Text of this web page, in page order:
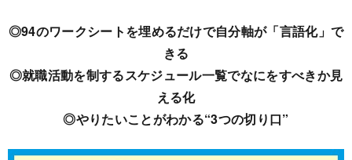
◎94のワークシートを埋めるだけで自分軸が「言語化」で
きる
◎就職活動を制するスケジュール一覧でなにをすべきか見
える化
◎やりたいことがわかる“3つの切り口”